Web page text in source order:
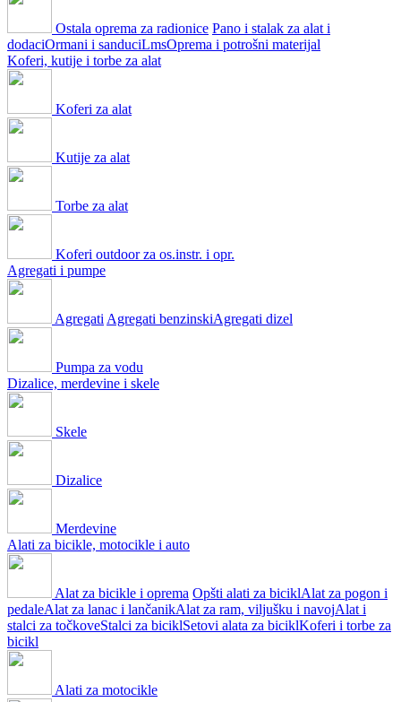
Ostala oprema za radionice Pano i stalak za alat i
dodaciOrmani i sanduciLmsOprema i potrošni materijal
Koferi, kutije i torbe za alat
Koferi za alat
Kutije za alat
Torbe za alat
Koferi outdoor za os.instr. i opr.
Agregati i pumpe
Agregati Agregati benzinskiAgregati dizel
Pumpa za vodu
Dizalice, merdevine i skele
Skele
Dizalice
Merdevine
Alati za bicikle, motocikle i auto
Alat za bicikle i oprema Opšti alati za biciklAlat za pogon i
pedaleAlat za lanac i lančanikAlat za ram, viljušku i navojAlat i
stalci za točkoveStalci za biciklSetovi alata za biciklKoferi i torbe za
bicikl
Alati za motocikle